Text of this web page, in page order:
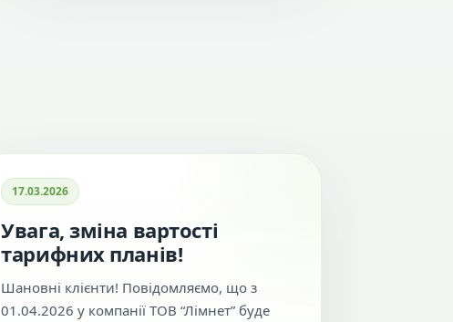
17.03.2026
Увага, зміна вартості
тарифних планів!
Шановні клієнти! Повідомляємо, що з
01.04.2026 у компанії ТОВ “Лімнет” буде